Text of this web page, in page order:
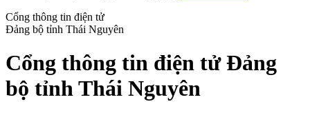
Cổng thông tin điện tử
Đảng bộ tỉnh Thái Nguyên
Cổng thông tin điện tử Đảng
bộ tỉnh Thái Nguyên